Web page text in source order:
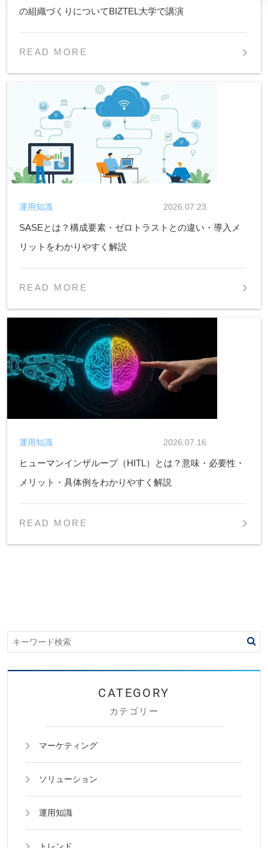
の組織づくりについてBIZTEL大学で講演
READ MORE
SASEとは？構成要素・ゼロトラストとの違い・導入メ
リットをわかりやすく解説
2026.07.23
運用知識
READ MORE
ヒューマンインザループ（HITL）とは？意味・必要性・
メリット・具体例をわかりやすく解説
2026.07.16
運用知識
READ MORE
カテゴリー
マーケティング
ソリューション
運用知識